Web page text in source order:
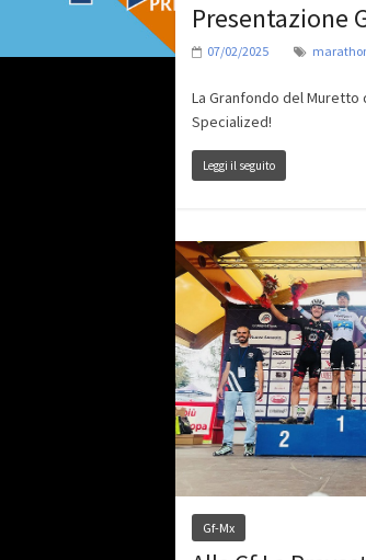
Presentazione
07/02/2025
La Granfondo del Muretto
Specialized!
Leggi il seguito
Gf-Mx